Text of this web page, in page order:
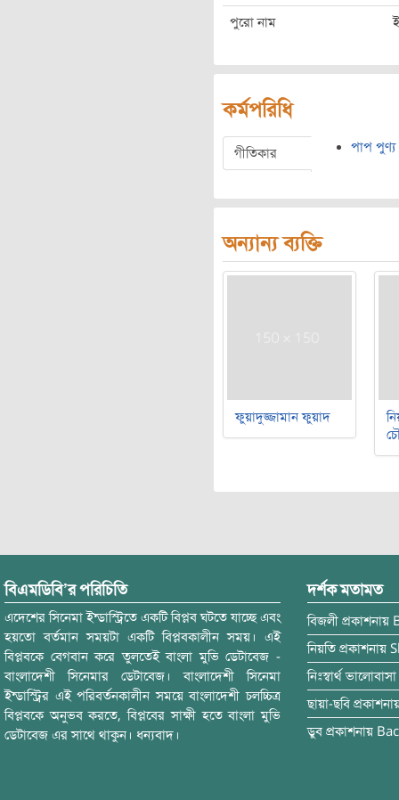
পুরো নাম
কর্মপরিধি
গীতিকার পাপ পুণ্য
অন্যান্য ব্যক্তি
ফুয়াদুজ্জামান ফুয়াদ
বিএমডিবি’র পরিচিতি
এদেশের সিনেমা ইন্ডাস্ট্রিতে একটি বিপ্লব ঘটতে যাচ্ছে এবং
হয়তো বর্তমান সময়টা একটি বিপ্লবকালীন সময়। এই
বিপ্লবকে বেগবান করে তুলতেই বাংলা মুভি ডেটাবেজ -
বাংলাদেশী সিনেমার ডেটাবেজ। বাংলাদেশী সিনেমা
ইন্ডাস্ট্রির এই পরিবর্তনকালীন সময়ে বাংলাদেশী চলচ্চিত্র
বিপ্লবকে অনুভব করতে, বিপ্লবের সাক্ষী হতে বাংলা মুভি
ডেটাবেজ এর সাথে থাকুন। ধন্যবাদ।
দর্শক মতামত
বিজলী প্রকাশনায়
নিয়তি প্রকাশনায়
নিঃস্বার্থ ভালোবাসা
ছায়া-ছবি
ডুব প্রকাশনায়